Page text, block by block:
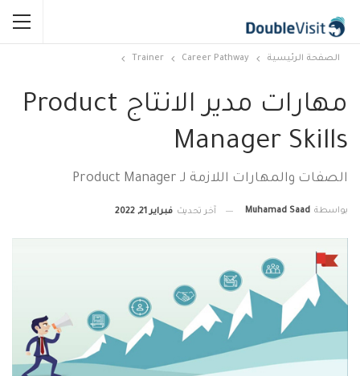
الصفحة الرئيسية Career Pathway
Trainer
مهارات مدير الانتاج Product
Manager Skills
الصفات والمهارات اللازمة لـ Product Manager
بواسطة Muhamad Saad آخر تحديث فبراير 21, 2022